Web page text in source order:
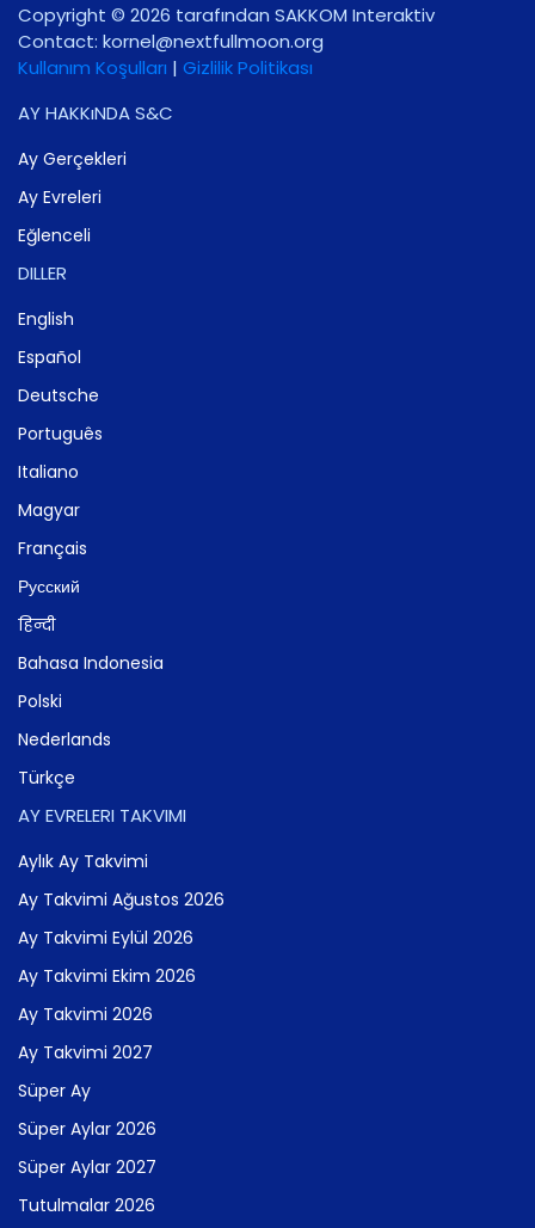
Copyright © 2026 tarafından SAKKOM Interaktiv
Contact: gro.noomlluftxen@lenrok
Kullanım Koşulları | Gizlilik Politikası
AY HAKKıNDA S&C
Ay Gerçekleri
Ay Evreleri
Eğlenceli
DILLER
English
Español
Deutsche
Português
Italiano
Magyar
Français
Русский
हिन्दी
Bahasa Indonesia
Polski
Nederlands
Türkçe
AY EVRELERI TAKVIMI
Aylık Ay Takvimi
Ay Takvimi Ağustos 2026
Ay Takvimi Eylül 2026
Ay Takvimi Ekim 2026
Ay Takvimi 2026
Ay Takvimi 2027
Süper Ay
Süper Aylar 2026
Süper Aylar 2027
Tutulmalar 2026